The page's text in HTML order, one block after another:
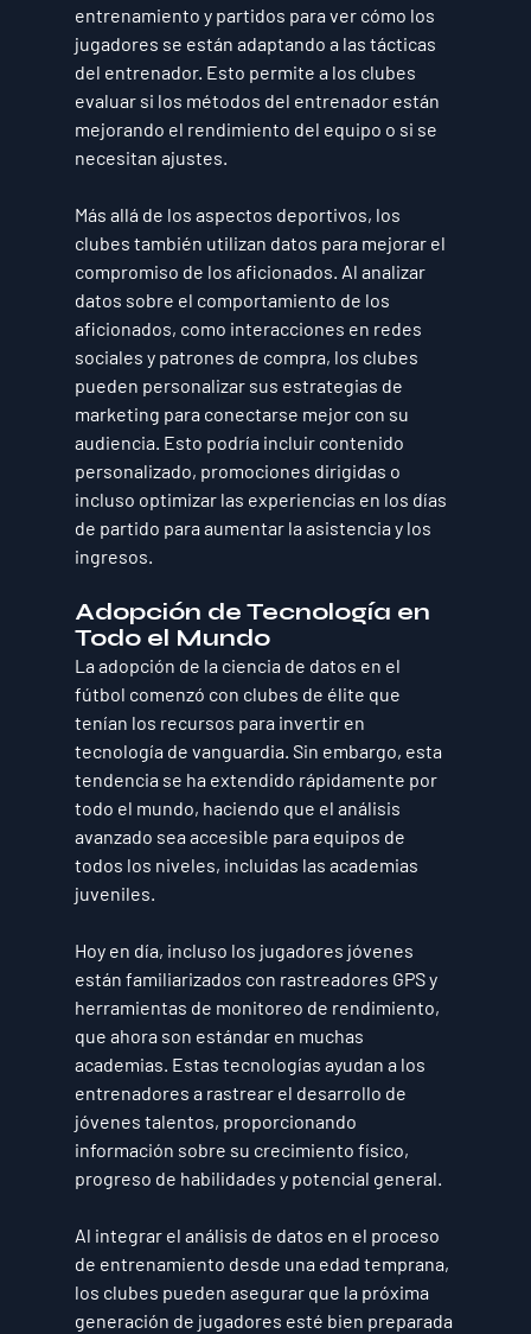
entrenamiento y partidos para ver cómo los
jugadores se están adaptando a las tácticas
del entrenador. Esto permite a los clubes
evaluar si los métodos del entrenador están
mejorando el rendimiento del equipo o si se
necesitan ajustes.
Más allá de los aspectos deportivos, los
clubes también utilizan datos para mejorar el
compromiso de los aficionados. Al analizar
datos sobre el comportamiento de los
aficionados, como interacciones en redes
sociales y patrones de compra, los clubes
pueden personalizar sus estrategias de
marketing para conectarse mejor con su
audiencia. Esto podría incluir contenido
personalizado, promociones dirigidas o
incluso optimizar las experiencias en los días
de partido para aumentar la asistencia y los
ingresos.
Adopción de Tecnología en
Todo el Mundo
La adopción de la ciencia de datos en el
fútbol comenzó con clubes de élite que
tenían los recursos para invertir en
tecnología de vanguardia. Sin embargo, esta
tendencia se ha extendido rápidamente por
todo el mundo, haciendo que el análisis
avanzado sea accesible para equipos de
todos los niveles, incluidas las academias
juveniles.
Hoy en día, incluso los jugadores jóvenes
están familiarizados con rastreadores GPS y
herramientas de monitoreo de rendimiento,
que ahora son estándar en muchas
academias. Estas tecnologías ayudan a los
entrenadores a rastrear el desarrollo de
jóvenes talentos, proporcionando
información sobre su crecimiento físico,
progreso de habilidades y potencial general.
Al integrar el análisis de datos en el proceso
de entrenamiento desde una edad temprana,
los clubes pueden asegurar que la próxima
generación de jugadores esté bien preparada